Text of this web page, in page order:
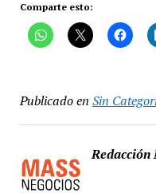
Comparte esto:
Publicado en Sin
Redacción